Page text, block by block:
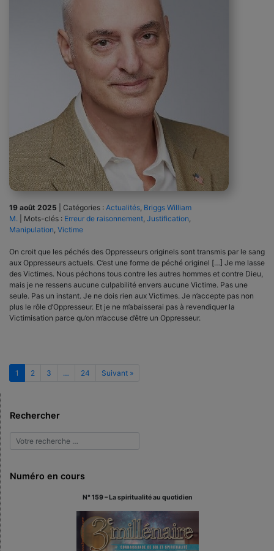
19 août 2025 Catégories : Actualités Briggs William
M.
Mots-clés : Erreur de raisonnement Justification
Manipulation Victime
On croit que les péchés des Oppresseurs originels sont transmis par le sang
aux Oppresseurs actuels. C’est une forme de péché originel […] Je me lasse
des Victimes. Nous péchons tous contre les autres hommes et contre Dieu,
mais je ne ressens aucune culpabilité envers aucune Victime. Pas une
seule. Pas un instant. Je ne dois rien aux Victimes. Je n’accepte pas non
plus le rôle d’Oppresseur. Et je ne m’abaisserai pas à revendiquer la
Victimisation parce qu’on m’accuse d’être un Oppresseur.
1 2 3 … 24 Suivant »
Rechercher
Numéro en cours
N° 159 – La spiritualité au quotidien